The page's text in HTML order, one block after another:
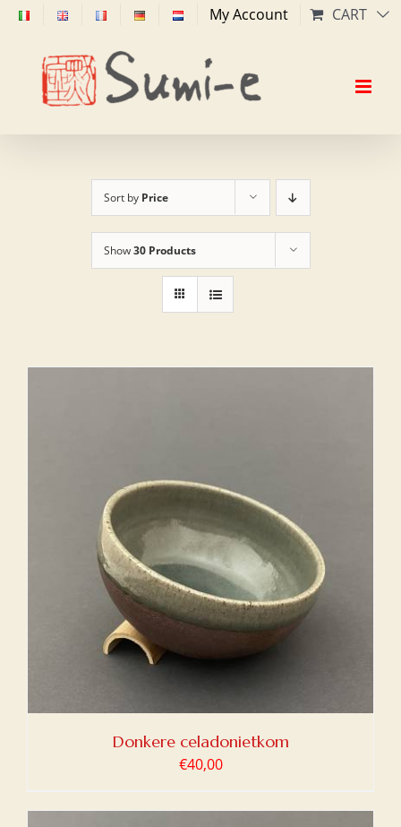
Skip
content
My Account CART
Sort by Price
Show30 Products
Donkere celadonietkom
€40,00